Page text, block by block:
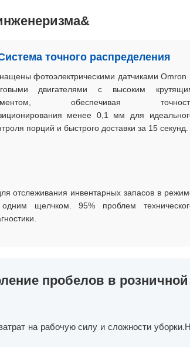
точного распределения
фотоэлектрическими датчиками Omron
двигателями с высоким
обеспечивая
менее 0,1 мм для
порций и быстрого доставки за 15 секунд.
отслеживания инвентарных запасов в
щелчком. 95% проблем
пробелов в розничной
на рабочую силу и сложности